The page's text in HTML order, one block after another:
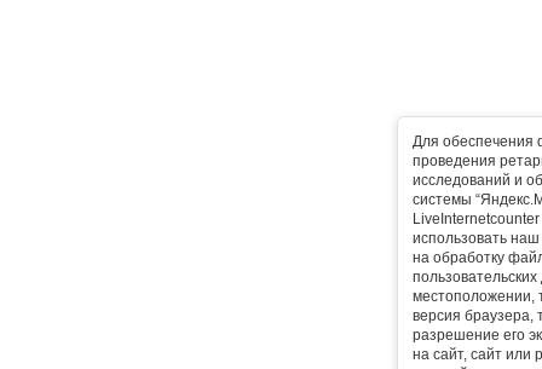
Для обеспечения
проведения
исследований и
системы
использовать
на обработку
местоположении,
версия браузера,
разрешение его
на сайт, сайт или